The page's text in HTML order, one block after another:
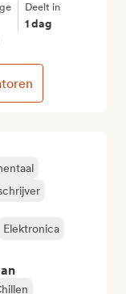
Elektronica
Deelt in
1 dag